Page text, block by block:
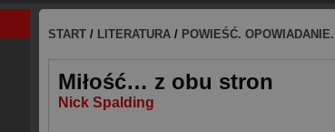
START / LITERATURA / POWIEŚĆ.
Miłość… z obu stron
Nick Spalding